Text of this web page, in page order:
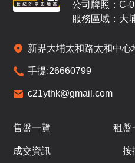
/
20
/
即將發售 即將
4房(2套)
4房(2套)
4房
公司牌照：C-
服務區域：大
新界大埔太和路太和中心
手提:26660799
c21ythk@gmail.com
售盤一覽 租盤
成交資訊 按